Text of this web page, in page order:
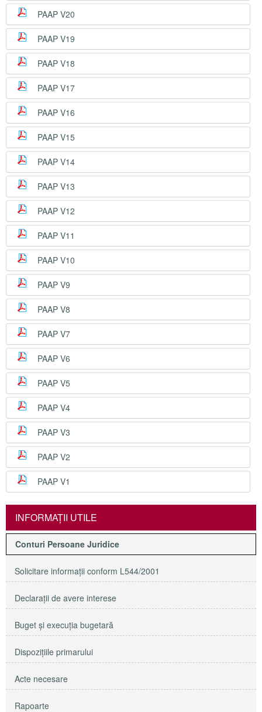
PAAP V20
PAAP V19
PAAP V18
PAAP V17
PAAP V16
PAAP V15
PAAP V14
PAAP V13
PAAP V12
PAAP V11
PAAP V10
PAAP V9
PAAP V8
PAAP V7
PAAP V6
PAAP V5
PAAP V4
PAAP V3
PAAP V2
PAAP V1
INFORMAŢII UTILE
Conturi Persoane Juridice
Solicitare informaţii conform L544/2001
Declaraţii de avere interese
Buget şi execuţia bugetară
Dispoziţiile primarului
Acte necesare
Rapoarte